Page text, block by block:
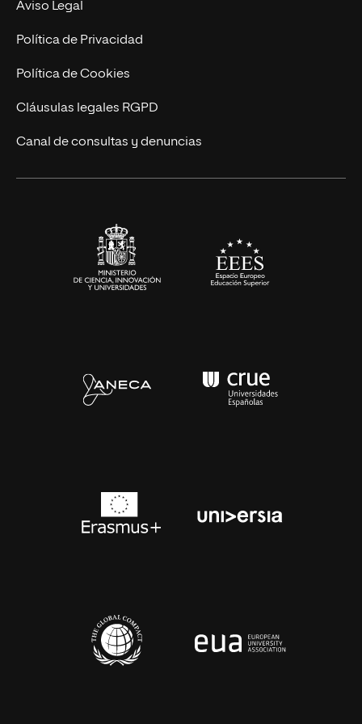
Postgrados
Cursos Universitarios
Trabaja en UNIR
Actualidad
UNIR Revista
Eventos
Aviso Legal
Política de Privacidad
Política de Cookies
Cláusulas legales RGPD
Canal de consultas y denuncias